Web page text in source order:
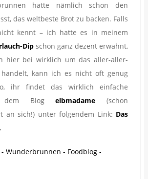
hatte nämlich schon den
das weltbeste Brot zu backen. Falls
kennt – ich hatte es in meinem
Dip schon ganz dezent erwähnt,
hier bei wirklich um das aller-aller-
kann ich es nicht oft genug
ihr findet das wirklich einfache
dem Blogelbmadame (schon
an sich!) unter folgendem Link: Das